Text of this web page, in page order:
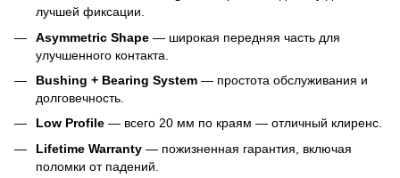
лучшей фиксации.
Asymmetric Shape — широкая передняя часть для
улучшенного контакта.
Bushing + Bearing System — простота обслуживания и
долговечность.
Low Profile — всего 20 мм по краям — отличный клиренс.
Lifetime Warranty — пожизненная гарантия, включая
поломки от падений